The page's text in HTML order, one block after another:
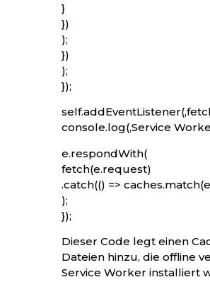
}
})
);
})
);
});
console.log(‚Service
e.respondWith(
fetch(e.request)
.catch(() =>
);
});
Dieser Code legt einen
Dateien hinzu, die offline
Service Worker installiert